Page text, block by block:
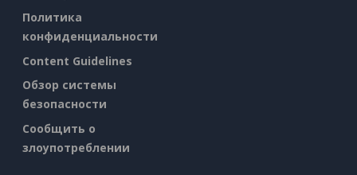
Политика
конфиденциальности
Content Guidelines
Обзор системы
безопасности
Сообщить о
злоупотреблении